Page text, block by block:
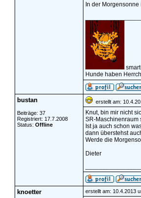
In der
Hunde haben
bustan
Beiträge: 37
Registriert: 17.7.2008
Status: Offline
erstellt am:
Knut, bin mir nicht
SR-Maschinenraum
Ist ja auch schon
dann überstehst
Werde die
Dieter
knoetter erstellt am: 10.4.2013